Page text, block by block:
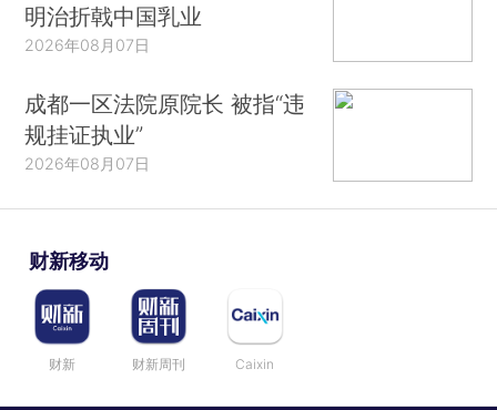
明治折戟中国乳业
2026年08月07日
成都一区法院原院长 被指“违
规挂证执业”
2026年08月07日
财新移动
财新 财新周刊 Caixin